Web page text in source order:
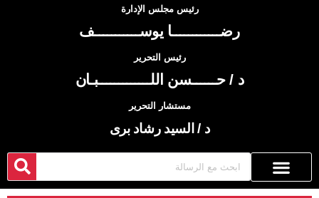
رئيس مجلس الإدارة
رضــــــــــــا يوســـــــــــف
رئيس التحرير
د / حــــــسن اللـــــــــــــبـان
مستشار التحرير
د / السيد رشاد برى